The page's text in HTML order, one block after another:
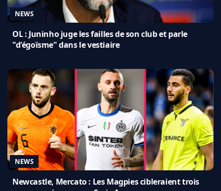
NEWS
OL : Juninho juge les failles de son club et parle
"d'égoïsme" dans le vestiaire
NEWS
Newcastle, Mercato : Les Magpies cibleraient trois